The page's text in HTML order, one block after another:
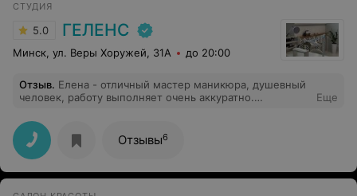
СТУДИЯ
5.0 ГЕЛЕНС
Минск, ул. Веры Хоружей, 31A до 20:00
Отзыв. Елена - отличный мастер маникюра, душевный
человек, работу выполняет очень аккуратно.
смотрю на свои ногти, я улыбаюсь благодаря вам.
Спасибо за вашу заботу и внимание к деталям.
Еще
Отзывы6